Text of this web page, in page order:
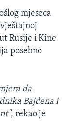
mjeseca
Rusije i Kine
posebno
da
Bajdena i
, rekao je